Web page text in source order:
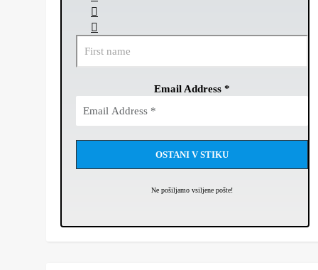
Email Address *
Ne pošiljamo vsiljene pošte!